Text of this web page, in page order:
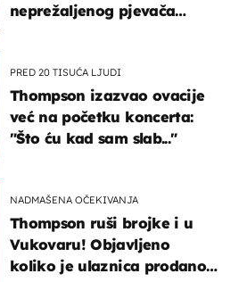
neprežaljenog pjevača
PRED 20 TISUĆA LJUDI
Thompson izazvao ovacije
već na početku koncerta:
"Što ću kad sam slab..."
NADMAŠENA OČEKIVANJA
Thompson ruši brojke i u
Vukovaru! Objavljeno
koliko je ulaznica prodano